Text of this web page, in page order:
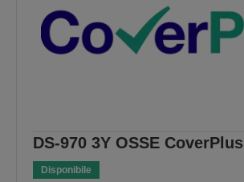
DS-970 3Y OSSE CoverPlus
Disponibile